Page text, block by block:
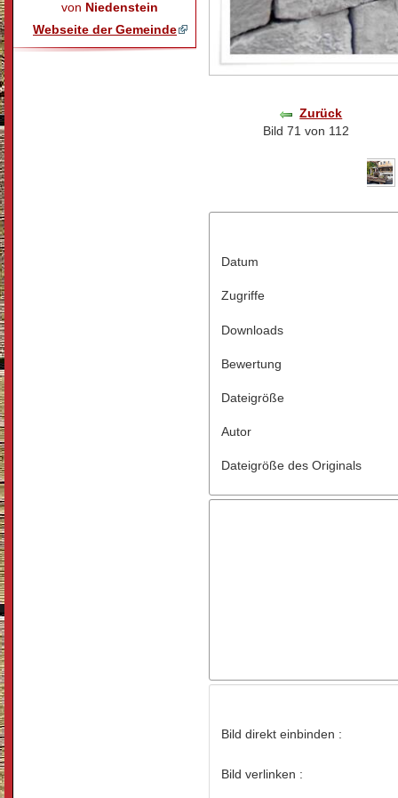
von Niedenstein
Webseite der Gemeinde
Zurück
Bild 71 von 112
Datum
Zugriffe
Downloads
Bewertung
Dateigröße
Autor
Dateigröße des Originals
Bild direkt einbinden :
Bild verlinken :